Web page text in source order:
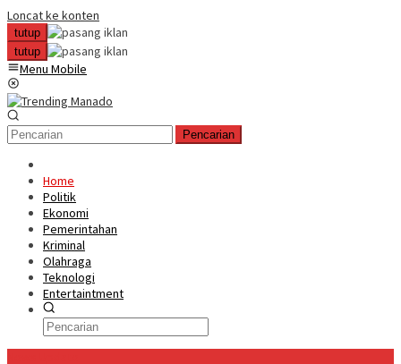
Loncat ke konten
tutup
tutup
Menu Mobile
Pencarian
Home
Politik
Ekonomi
Pemerintahan
Kriminal
Olahraga
Teknologi
Entertaintment